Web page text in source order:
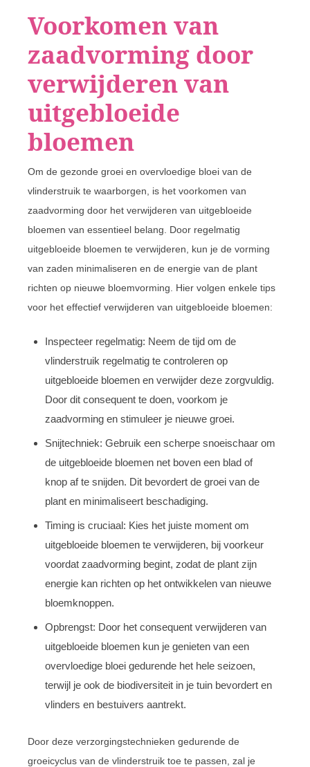
Voorkomen van
zaadvorming door
verwijderen van
uitgebloeide
bloemen
Om de gezonde groei en overvloedige bloei van de
vlinderstruik te waarborgen, is het voorkomen van
zaadvorming door het verwijderen van uitgebloeide
bloemen van essentieel belang. Door regelmatig
uitgebloeide bloemen te verwijderen, kun je de vorming
van zaden minimaliseren en de energie van de plant
richten op nieuwe bloemvorming. Hier volgen enkele tips
voor het effectief verwijderen van uitgebloeide bloemen:
Inspecteer regelmatig: Neem de tijd om de
vlinderstruik regelmatig te controleren op
uitgebloeide bloemen en verwijder deze zorgvuldig.
Door dit consequent te doen, voorkom je
zaadvorming en stimuleer je nieuwe groei.
Snijtechniek: Gebruik een scherpe snoeischaar om
de uitgebloeide bloemen net boven een blad of
knop af te snijden. Dit bevordert de groei van de
plant en minimaliseert beschadiging.
Timing is cruciaal: Kies het juiste moment om
uitgebloeide bloemen te verwijderen, bij voorkeur
voordat zaadvorming begint, zodat de plant zijn
energie kan richten op het ontwikkelen van nieuwe
bloemknoppen.
Opbrengst: Door het consequent verwijderen van
uitgebloeide bloemen kun je genieten van een
overvloedige bloei gedurende het hele seizoen,
terwijl je ook de biodiversiteit in je tuin bevordert en
vlinders en bestuivers aantrekt.
Door deze verzorgingstechnieken gedurende de
groeicyclus van de vlinderstruik toe te passen, zal je